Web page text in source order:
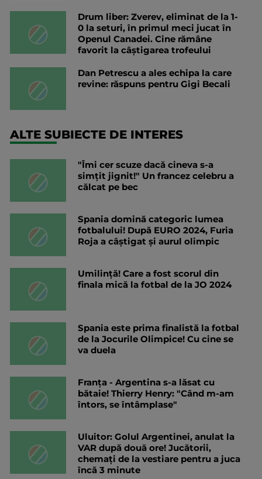
Drum liber: Zverev, eliminat de la 1-
0 la seturi, în primul meci jucat în
Openul Canadei. Cine rămâne
favorit la câștigarea trofeului
Dan Petrescu a ales echipa la care
revine: răspuns pentru Gigi Becali
ALTE SUBIECTE DE INTERES
"Îmi cer scuze dacă cineva s-a
simțit jignit!" Un francez celebru a
călcat pe bec
Spania domină categoric lumea
fotbalului! După EURO 2024, Furia
Roja a câștigat și aurul olimpic
Umilință! Care a fost scorul din
finala mică la fotbal de la JO 2024
Spania este prima finalistă la fotbal
de la Jocurile Olimpice! Cu cine se
va duela
Franța - Argentina s-a lăsat cu
bătaie! Thierry Henry: "Când m-am
întors, se întâmplase"
Uluitor: Golul Argentinei, anulat la
VAR după două ore! Jucătorii,
chemați de la vestiare pentru a juca
încă 3 minute